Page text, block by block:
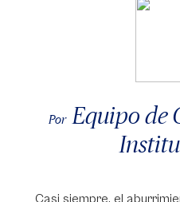
Por Equipo de
Casi siempre, el